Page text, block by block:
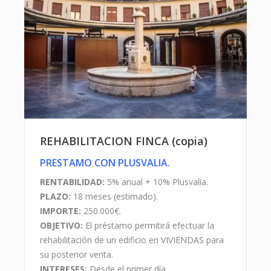
Valencia!
IMAGENES
PLANOS PROYECTO
El promotor tiene el proyecto aprobado con la
licencia de obras y actividad emitida por el
Ayuntamiento de Valencia, expediente 501/2018.
REHABILITACION FINCA (copia)
PRESTAMO CON PLUSVALIA.
RENTABILIDAD: 5% anual + 10% Plusvalia.
PLAZO: 18 meses (estimado).
IMPORTE: 250.000€.
OBJETIVO: El préstamo permitirá efectuar la
rehabilitación de un edificio en VIVIENDAS para
su posterior venta.